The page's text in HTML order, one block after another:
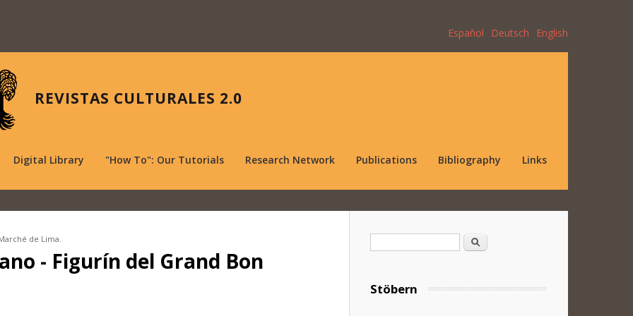
Español Deutsch English
REVISTAS CULTURALES 2.0
Digital Library "How To": Our Tutorials Research Network Publications Bibliography Links
de Lima.
- Figurín del Grand Bon
Search
Stöbern